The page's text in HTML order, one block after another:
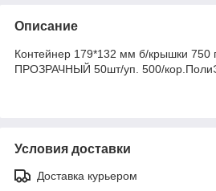
Описание
Контейнер 179*132 мм б/крышки 750
ПРОЗРАЧНЫЙ 50шт/уп. 500/
Условия доставки
Доставка курьером